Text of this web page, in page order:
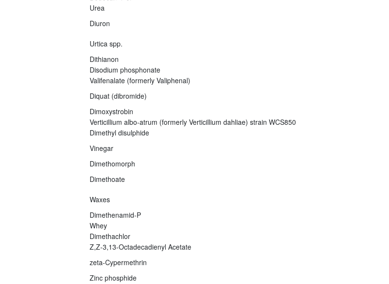
Urea
Diuron
Urtica spp.
Dithianon
Disodium phosphonate
Valifenalate (formerly Valiphenal)
Diquat (dibromide)
Dimoxystrobin
Verticillium albo-atrum (formerly Verticillium dahliae) strain WCS850
Dimethyl disulphide
Vinegar
Dimethomorph
Dimethoate
Waxes
Dimethenamid-P
Whey
Dimethachlor
Z,Z-3,13-Octadecadienyl Acetate
zeta-Cypermethrin
Zinc phosphide